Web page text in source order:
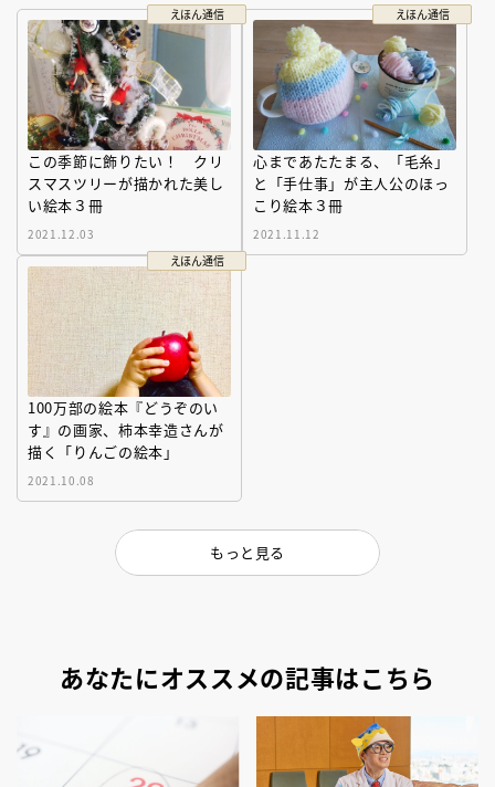
えほん通信
この季節に飾りたい！ クリ
スマスツリーが描かれた美し
い絵本３冊
2021.12.03
えほん通信
心まであたたまる、「毛糸」
と「手仕事」が主人公のほっ
こり絵本３冊
2021.11.12
えほん通信
100万部の絵本『どうぞのい
す』の画家、柿本幸造さんが
描く「りんごの絵本」
2021.10.08
もっと見る
あなたにオススメの記事はこちら